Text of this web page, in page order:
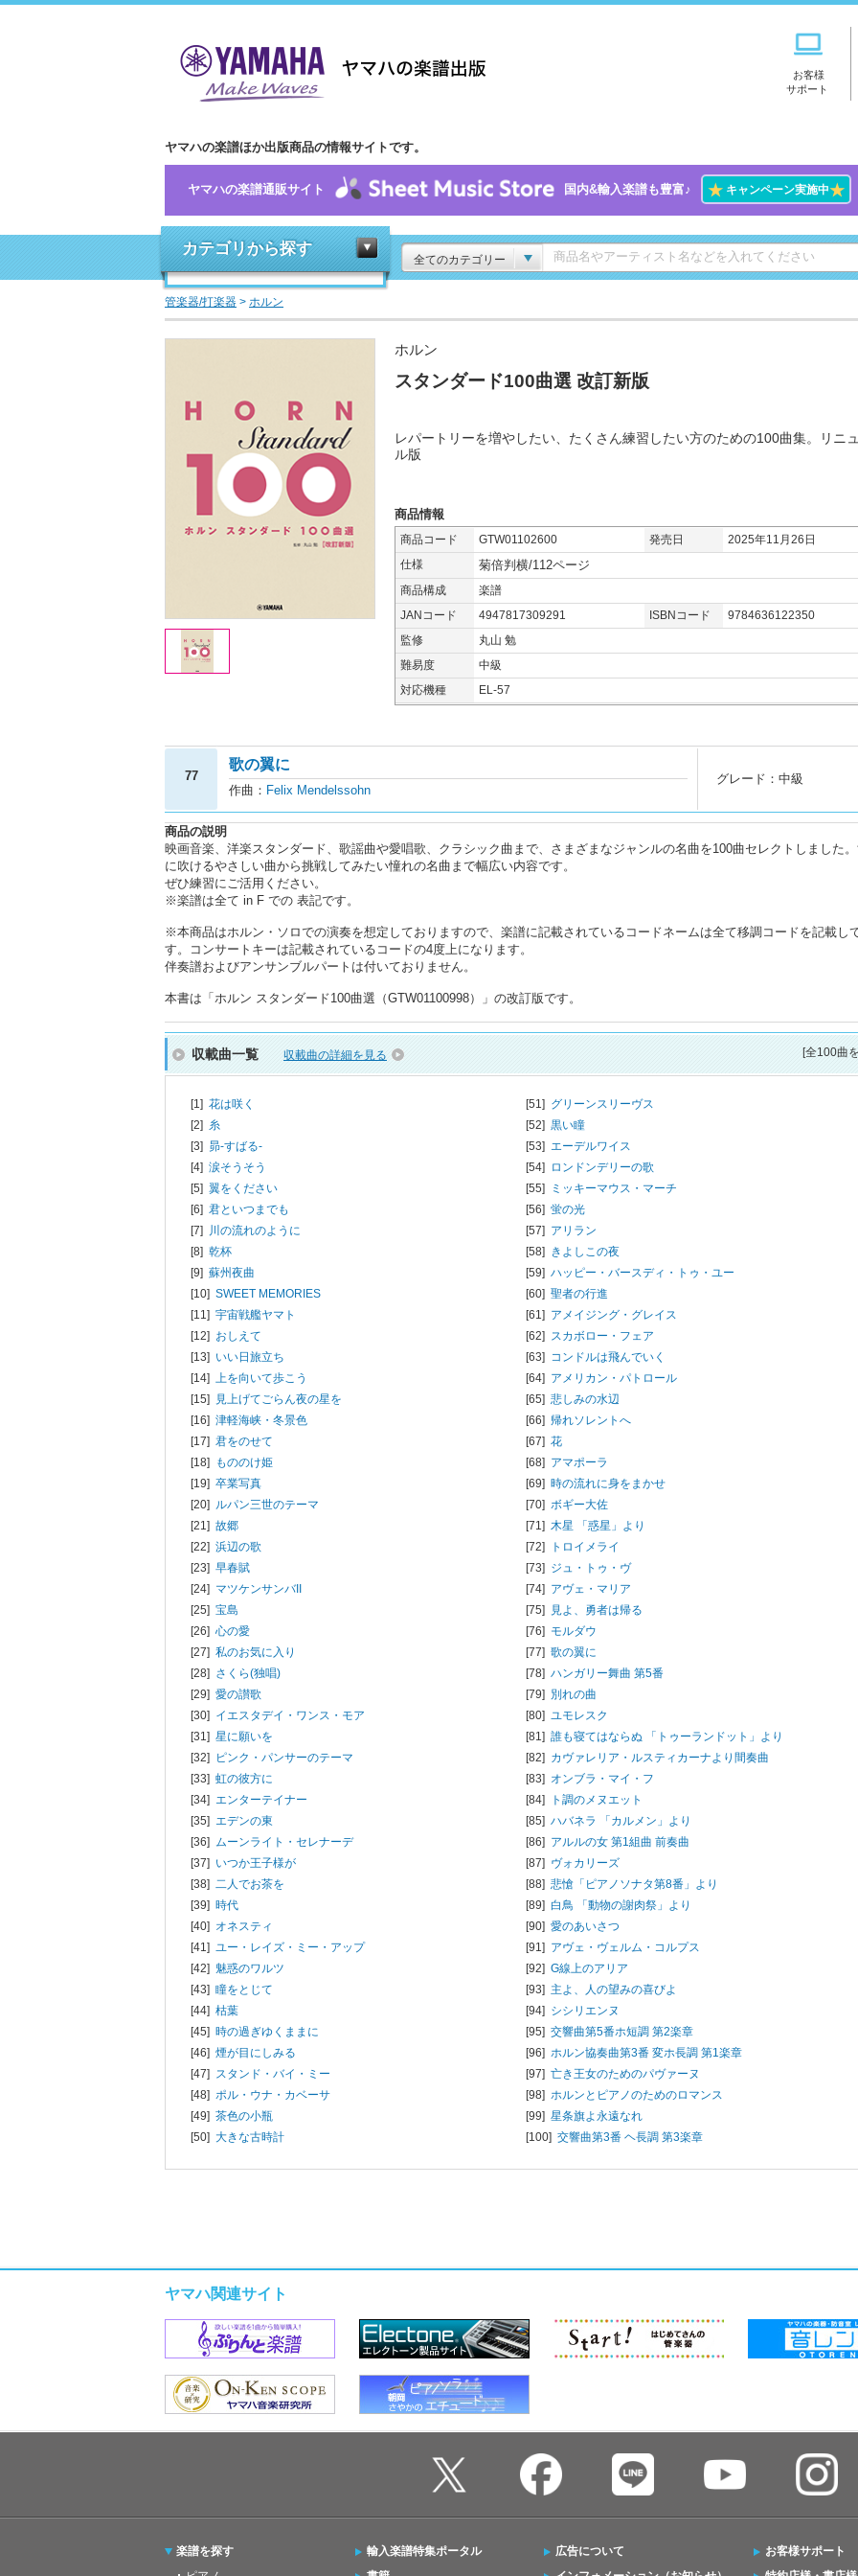
お客様
サポート
ヤマハの楽譜ほか出版商品の情報サイトです。
ヤマハの楽譜通販サイト 国内&輸入楽譜も豊富♪ ★キャンペーン実施中★
カテゴリから探す
全てのカテゴリー
管楽器/打楽器 > ホルン
ホルン
スタンダード100曲選 改訂新版
レパートリーを増やしたい、たくさん練習したい方のための100曲集。リニ
ル版
商品情報
商品コード GTW01102600 発売日
2025年11月26日
仕様
菊倍判横/112ページ
商品構成
楽譜
JANコード
4947817309291 ISBNコード
9784636122350
監修
丸山 勉
難易度
中級
対応機種
EL-57
77
歌の翼に
作曲： Felix Mendelssohn
グレード：中級
商品の説明
映画音楽、洋楽スタンダード、歌謡曲や愛唱歌、クラシック曲まで、さまざまなジャンルの名曲を100曲セレクトしました
に吹けるやさしい曲から挑戦してみたい憧れの名曲まで幅広い内容です。
ぜひ練習にご活用ください。
※楽譜は全て in F での 表記です。
※本商品はホルン・ソロでの演奏を想定しておりますので、楽譜に記載されているコードネームは全て移調コードを記載し
す。コンサートキーは記載されているコードの4度上になります。
伴奏譜およびアンサンブルパートは付いておりません。
本書は「ホルン スタンダード100曲選（GTW01100998）」の改訂版です。
収載曲一覧 収載曲の詳細を見る [全100曲
[1] 花は咲く
[2] 糸
[3] 昴-すばる-
[4] 涙そうそう
[5] 翼をください
[6] 君といつまでも
[7] 川の流れのように
[8] 乾杯
[9] 蘇州夜曲
[10] SWEET MEMORIES
[11] 宇宙戦艦ヤマト
[12] おしえて
[13] いい日旅立ち
[14] 上を向いて歩こう
[15] 見上げてごらん夜の星を
[16] 津軽海峡・冬景色
[17] 君をのせて
[18] もののけ姫
[19] 卒業写真
[20] ルパン三世のテーマ
[21] 故郷
[22] 浜辺の歌
[23] 早春賦
[24] マツケンサンバII
[25] 宝島
[26] 心の愛
[27] 私のお気に入り
[28] さくら(独唱)
[29] 愛の讃歌
[30] イエスタデイ・ワンス・モア
[31] 星に願いを
[32] ピンク・パンサーのテーマ
[33] 虹の彼方に
[34] エンターテイナー
[35] エデンの東
[36] ムーンライト・セレナーデ
[37] いつか王子様が
[38] 二人でお茶を
[39] 時代
[40] オネスティ
[41] ユー・レイズ・ミー・アップ
[42] 魅惑のワルツ
[43] 瞳をとじて
[44] 枯葉
[45] 時の過ぎゆくままに
[46] 煙が目にしみる
[47] スタンド・バイ・ミー
[48] ポル・ウナ・カベーサ
[49] 茶色の小瓶
[50] 大きな古時計
[51] グリーンスリーヴス
[52] 黒い瞳
[53] エーデルワイス
[54] ロンドンデリーの歌
[55]
ミッキーマウス・マーチ
[56] 蛍の光
[57] アリラン
[58] きよしこの夜
[59] ハッピー・バースディ・トゥ・ユー
[60] 聖者の行進
[61] アメイジング・グレイス
[62] スカボロー・フェア
[63] コンドルは飛んでいく
[64] アメリカン・パトロール
[65] 悲しみの水辺
[66] 帰れソレントへ
[67] 花
[68] アマポーラ
[69] 時の流れに身をまかせ
[70] ボギー大佐
[71] 木星 「惑星」より
[72]
トロイメライ
[73] ジュ・トゥ・ヴ
[74] アヴェ・マリア
[75] 見よ、勇者は帰る
[76] モルダウ
[77] 歌の翼に
[78] ハンガリー舞曲 第5番
[79] 別れの曲
[80] ユモレスク
[81] 誰も寝てはならぬ 「トゥーランドット」より
[82] カヴァレリア・ルスティカーナより間奏曲
[83] オンブラ・マイ・フ
[84]
ト調のメヌエット
[85] ハバネラ 「カルメン」より
[86] アルルの女 第1組曲 前奏曲
[87] ヴォカリーズ
[88] 悲愴「ピアノソナタ第8番」より
[89] 白鳥 「動物の謝肉祭」より
[90] 愛のあいさつ
[91] アヴェ・ヴェルム・コルプス
[92] G線上のアリア
[93] 主よ、人の望みの喜びよ
[94] シシリエンヌ
[95] 交響曲第5番ホ短調 第2楽章
[96] ホルン協奏曲第3番 変ホ長調 第1楽章
[97] 亡き王女のためのパヴァーヌ
[98] ホルンとピアノのためのロマンス
[99] 星条旗よ永遠なれ
[100] 交響曲第3番 ヘ長調 第3楽章
ヤマハ関連サイト
楽譜を探す
輸入楽譜特集ポータル
広告について
お客様サポート